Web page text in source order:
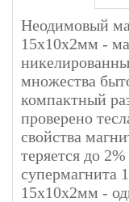
Неодимовый
15х10х2мм -
множества
компактный
проверено
свойства
теряется до
супермагнита
15х10х2мм -